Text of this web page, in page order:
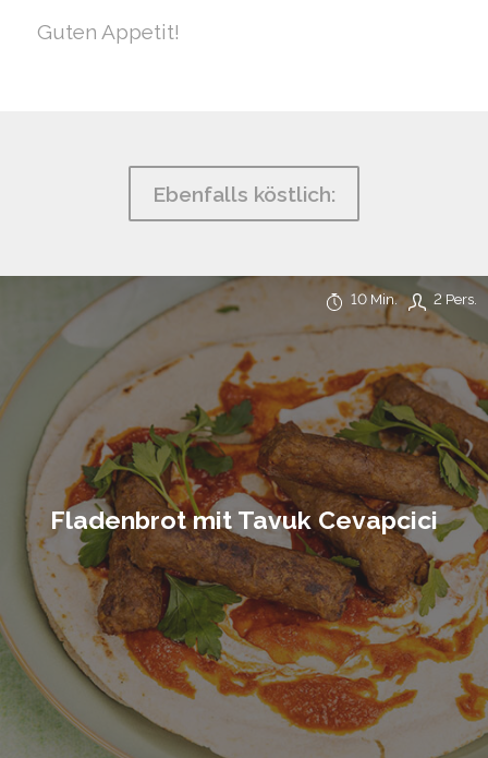
Guten Appetit!
Ebenfalls köstlich:
Fladenbrot mit Tavuk Cevapcici
10 Min. 2 Pers.